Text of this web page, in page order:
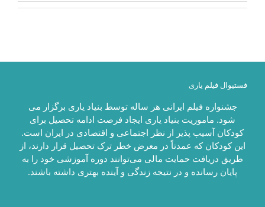
فستیوال فیلم یاری
جشنواره فیلم ایرانی هر ساله توسط بنیاد یاری برگزار می
شود. ماموریت بنیاد یاری ایجاد فرصت ادامه تحصیل برای
کودکان آسیب پذیر از نظر اجتماعی و اقتصادی در ایران است.
این کودکان که عمدتاً در معرض خطر ترک تحصیل قرار دارند، از
طریق دریافت حمایت مالی می‌توانند دوره آموزشی خود را به
پایان رسانده و در نتیجه زندگی و آینده بهتری داشته باشند.